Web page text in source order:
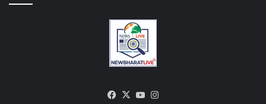
Facebook
X YouTube